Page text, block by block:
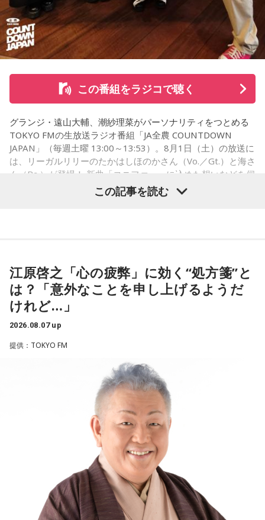
◆新曲「コニファー」に込めた想い
遠山：リーガルリリーは、7月11日（土）に新曲「コニファ
ー」を配信リリースしました。おめでとうございます。
ほのか・海：ありがとうございます。
潮：「コニファー」はテレビアニメ「これ描いて死ね」のエ
ンディングテーマとなっています。
遠山：テレビアニメの楽曲を手がけるのは初めてじゃないよ
した作品なんですけど、まずは原作を読みました。それで、0
から1にするときに、心のなかで薪をくべて火種を燃やしてい
く。そして、風が吹いてめちゃめちゃ燃えていくみたいな。
そういったものを絶やさずに「自分だけでやっていくぞ！」
みたいな気持ちと、私がお家で音楽を作っているとき
で、今回はアニメのエンディングテーマとして曲を書かせて
もらったんですけど、結構パーソナルな部分が出た作品にな
遠山：自分自身の内面をすごく辿って探っている曲ですよ
ほのか：はい。私は「自分自身を分かってみたい」という気
持ちで作品を作っていて、もしかしたら皆さんも何かを作る
ときって、自分自身を分かってみたいから作るんじゃないか
なと思って、そういう曲を作りました。
遠山：海ちゃんはどうですか？
この番組をラジコで聴く
グランジ・遠山大輔、潮紗理菜がパーソナリティをつとめる
TOKYO FMの生放送ラジオ番組「JA全農 COUNTDOWN
JAPAN」（毎週土曜 13:00～13:53）。8月1日（土）の放送に
は、リーガルリリーのたかはしほのかさん（Vo.／Gt.）と海さ
ん（Ba.）が登場！ 新曲「コニファー」に込めた想いなどを伺
◆“真逆な作り方”で楽曲制作
リーガルリリーは高校在学時から注目を集め、国内大型ロッ
た世界最大級の音楽フェスティバル「SXSW（サウス・バイ・
サウスウエスト）」の出演や中国ツアーの開催など、海外で
のライブも経験。そのほか、2019年公開の映画「惡の華」で
は主題歌と劇中歌を担当し、今年4月から放送されたテレビド
ラマ版「惡の華」では、たかはしほのかさんが劇伴を担当。
そして、今秋には初のアジアツアーの開催が決定していま
遠山：僕は「惡の華」が好きで、（テレビドラマ版ではW主
演の）あのちゃんと鈴木福くんがめちゃくちゃ素晴らしかっ
たですけど、そういうドラマの音楽って、どう作っていく
この記事を読む
江原啓之「心の疲弊」に効く“処方箋”と
は？「意外なことを申し上げるようだ
けれど…」
2026.08.07 up
提供：TOKYO FM